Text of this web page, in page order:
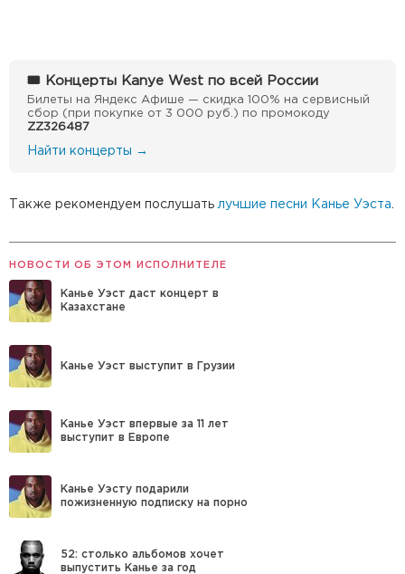
🎟 Концерты Kanye West по всей России
Билеты на Яндекс Афише — скидка 100% на сервисный
сбор (при покупке от 3 000 руб.) по промокоду
ZZ326487
Найти концерты →
Также рекомендуем послушать лучшие песни Канье Уэста
НОВОСТИ ОБ ЭТОМ ИСПОЛНИТЕЛЕ
Канье Уэст даст концерт в
Казахстане
Канье Уэст выступит в Грузии
Канье Уэст впервые за 11 лет
выступит в Европе
Канье Уэсту подарили
пожизненную подписку на порно
52: столько альбомов хочет
выпустить Канье за год